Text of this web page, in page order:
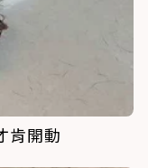
肯開動